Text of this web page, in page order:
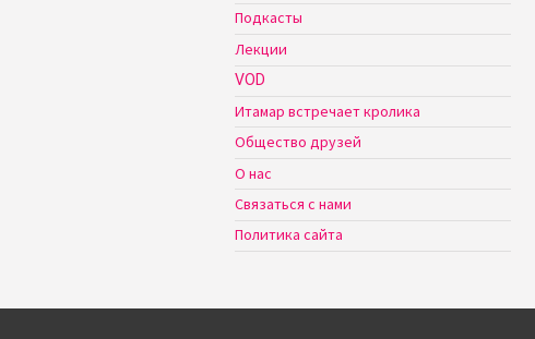
Подкасты
Лекции
VOD
Итамар встречает кролика
Общество друзей
О нас
Связаться с нами
Политика сайта